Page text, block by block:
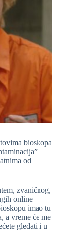
bioskopa
od
zvaničnog,
online
imao tu
a vreme će me
gledati i u